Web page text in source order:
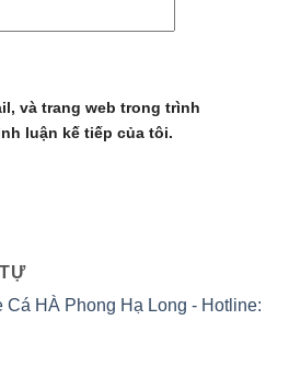
và trang web trong trình
luận kế tiếp của tôi.